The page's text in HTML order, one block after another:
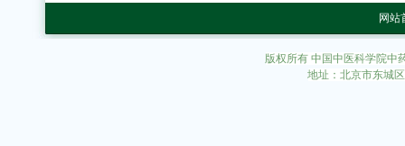
网站
版权所有 中国中医科学院中
地址：北京市东城